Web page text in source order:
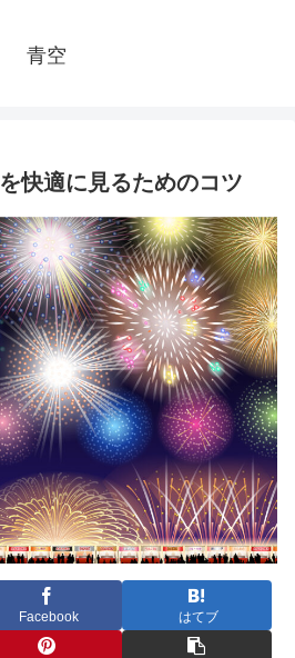
青空
快適に見るためのコツ
Facebook はてブ